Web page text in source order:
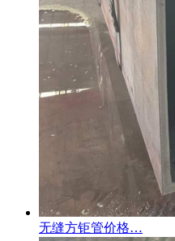
无缝方钜管价格…